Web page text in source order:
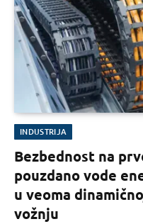
INDUSTRIJA
Bezbednost na
pouzdano vode
u veoma
vožnju